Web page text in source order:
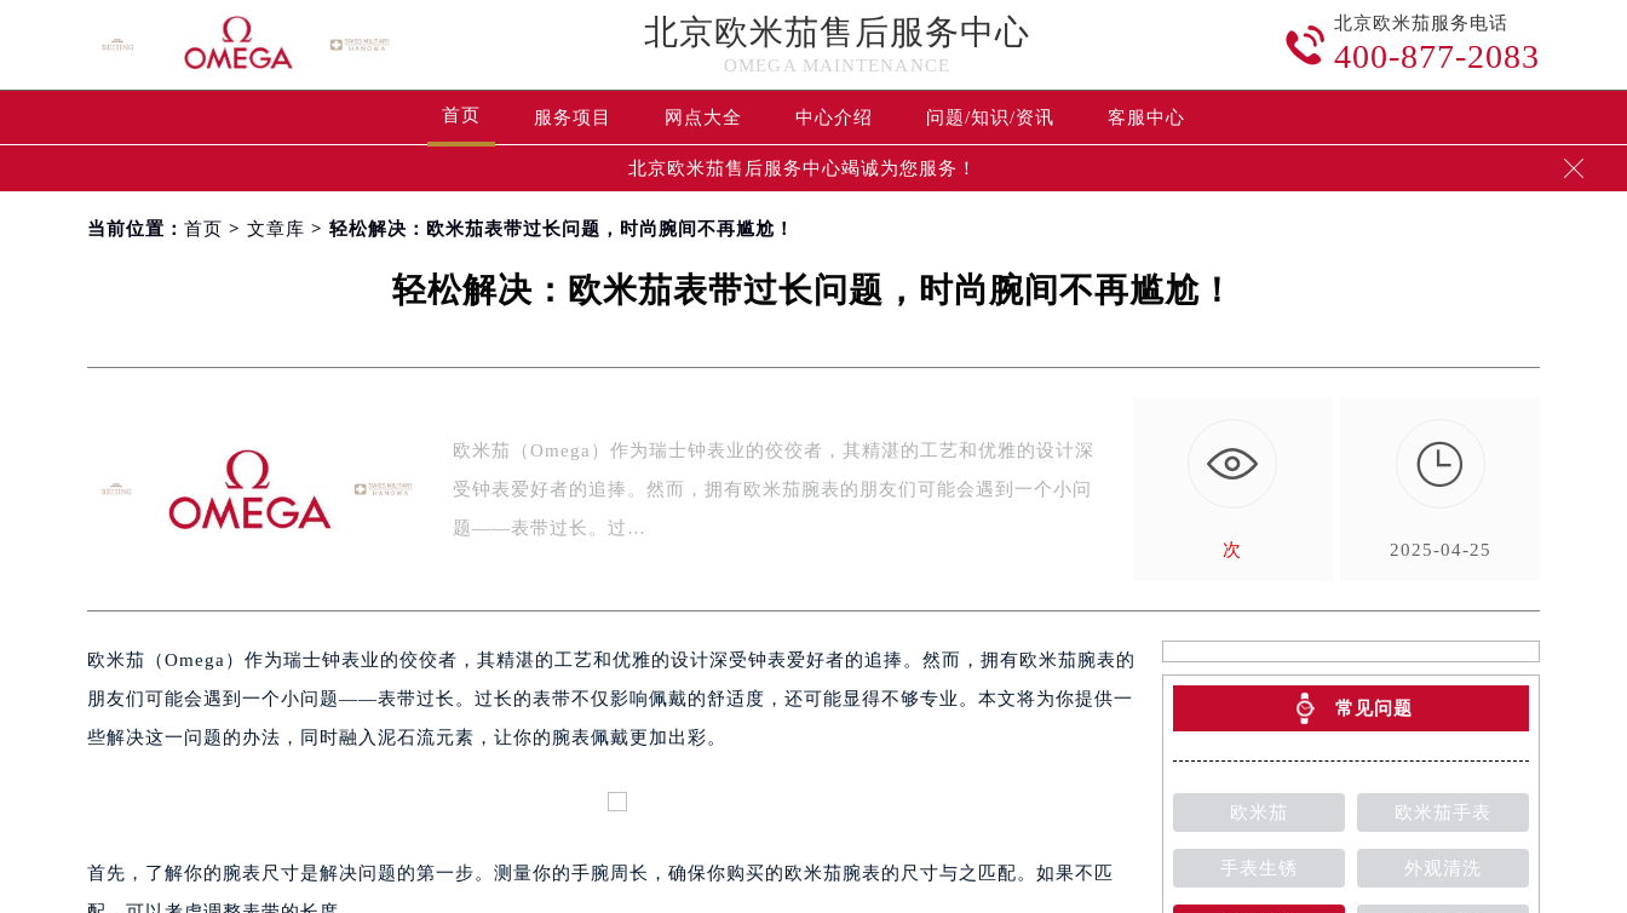
北京欧米茄售后服务中心
OMEGA MAINTENANCE

北京欧米茄服务电话
400-877-2083
首页 服务项目 网点大全 中心介绍 问题/知识/资讯 客服中心
北京欧米茄售后服务中心竭诚为您服务！ 
当前位置： 首页 > 文章库 > 轻松解决：欧米茄表带过长问题，时尚腕间不再尴尬！
轻松解决：欧米茄表带过长问题，时尚腕间不再尴尬！
欧米茄（Omega）作为瑞士钟表业的佼佼者，其精湛的工艺和优雅的设计深
受钟表爱好者的追捧。然而，拥有欧米茄腕表的朋友们可能会遇到一个小问
题——表带过长。过…
次

2025-04-25
欧米茄（Omega）作为瑞士钟表业的佼佼者，其精湛的工艺和优雅的设计深受钟表爱好者的追捧。然而，拥有欧米茄腕表的
朋友们可能会遇到一个小问题——表带过长。过长的表带不仅影响佩戴的舒适度，还可能显得不够专业。本文将为你提供一
些解决这一问题的办法，同时融入泥石流元素，让你的腕表佩戴更加出彩。
首先，了解你的腕表尺寸是解决问题的第一步。测量你的手腕周长，确保你购买的欧米茄腕表的尺寸与之匹配。如果不匹
常见问题
欧米茄 欧米茄手表
手表生锈 外观清洗